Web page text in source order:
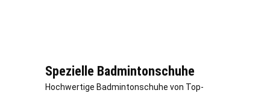
Spezielle Badmintonschuhe
Hochwertige Badmintonschuhe von Top-